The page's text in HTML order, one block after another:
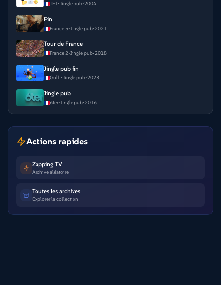
TF1•Jingle pub•2004
Fin
France 5•Jingle pub•2021
Tour de France
France 2•Jingle pub•2018
Jingle pub fin
Gulli•Jingle pub•2023
Jingle pub
6ter•Jingle pub•2016
Actions rapides
Zapping TV
Archive aléatoire
Toutes les archives
Explorer la collection